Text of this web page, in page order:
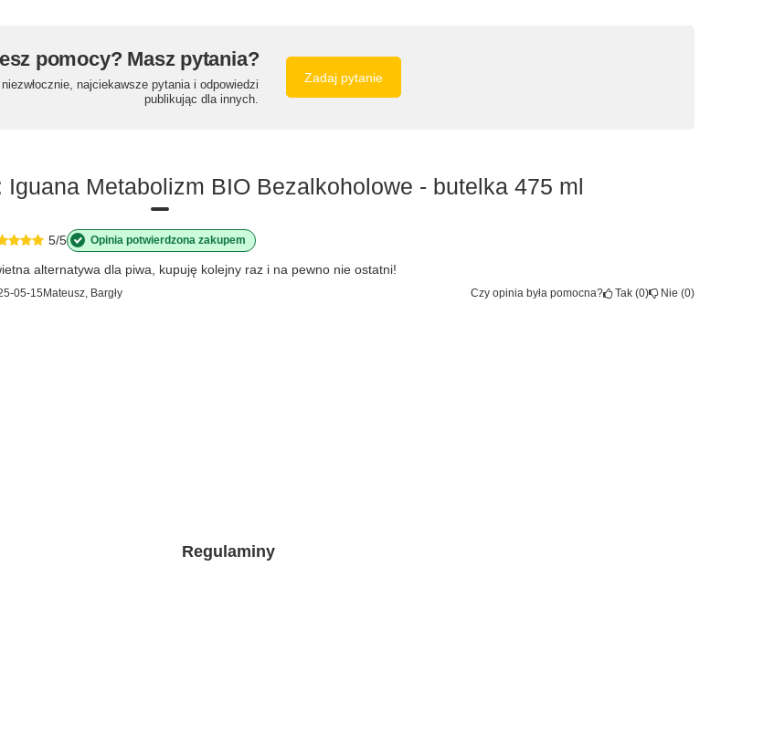
pomocy? Masz pytania?
najciekawsze pytania i odpowiedzi
publikując dla innych.
Zadaj pytanie
Metabolizm BIO Bezalkoholowe - butelka 475 ml
5/5 Opinia potwierdzona zakupem
alternatywa dla piwa, kupuję kolejny raz i na pewno nie ostatni!
05-15Mateusz, Bargły Czy opinia była pomocna? Tak 0 Nie 0
Regulaminy